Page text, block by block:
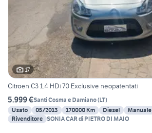
17
Citroen C3 1.4 HDi 70 Exclusive neopatentati
5.999 €Santi Cosma e Damiano(LT)
Usato
05/2013 170000 Km Diesel Manuale
Rivenditore SONIA CAR di PIETRO DI MAIO